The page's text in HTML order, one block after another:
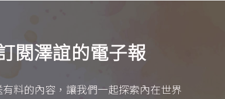
閱澤誼的電子報
料的內容，讓我們一起探索內在世界